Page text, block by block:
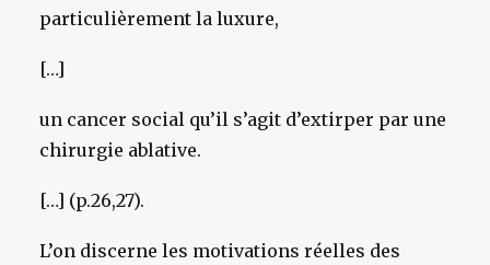
particulièrement la luxure,
[…]
un cancer social qu’il s’agit d’extirper par une
chirurgie ablative.
[…] (p.26,27).
L’on discerne les motivations réelles des